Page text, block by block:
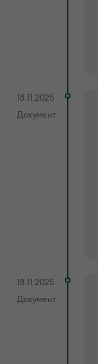
18.11.2025
Документ
18.11.2025
Документ